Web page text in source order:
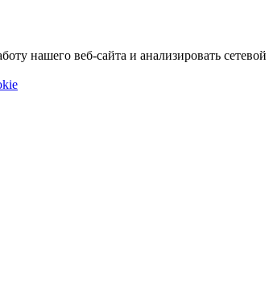
нашего веб-сайта и анализировать